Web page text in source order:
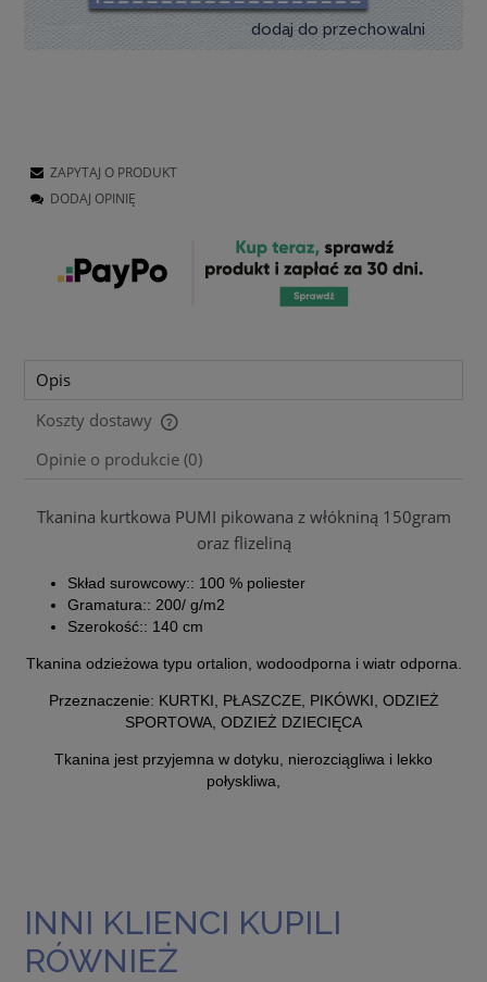
dodaj do przechowalni
ZAPYTAJ O PRODUKT
DODAJ OPINIĘ
Opis
Koszty dostawy
Cena nie zawiera ewentualnych kosztów płatności
Opinie o produkcie (0)
Tkanina kurtkowa PUMI pikowana z włókniną 150gram
oraz flizeliną
Skład surowcowy:: 100 % poliester
Gramatura:: 200/ g/m2
Szerokość:: 140 cm
Tkanina odzieżowa typu ortalion, wodoodporna i wiatr odporna
Przeznaczenie: KURTKI, PŁASZCZE, PIKÓWKI, ODZIEŻ
SPORTOWA, ODZIEŻ DZIECIĘCA
Tkanina jest przyjemna w dotyku, nierozciągliwa i lekko
połyskliwa,
INNI KLIENCI KUPILI
RÓWNIEŻ